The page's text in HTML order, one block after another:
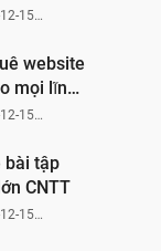
15
website
mọi lĩnh
15
bài tập
CNTT
15